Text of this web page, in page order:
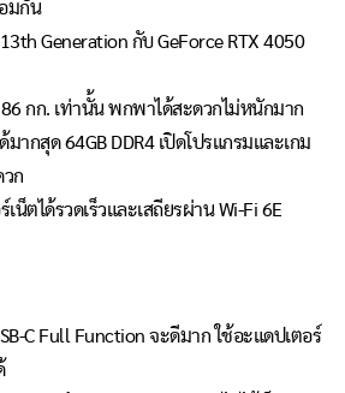
มกัน
Generation กับ GeForce RTX 4050
กก. เท่านั้น พกพาได้สะดวกไม่หนักมาก
มากสุด 64GB DDR4 เปิดโปรแกรมและเกม
ก
น็ตได้รวดเร็วและเสถียรผ่าน Wi-Fi 6E
C Full Function จะดีมาก ใช้อะแดปเตอร์